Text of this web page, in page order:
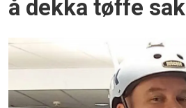
å dekka tøffe